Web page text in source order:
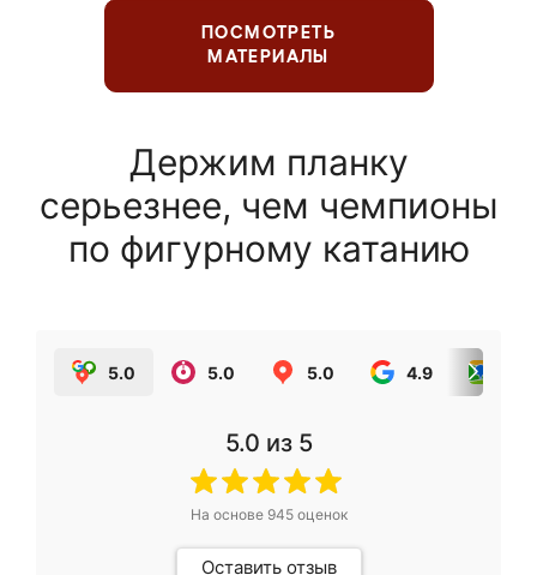
ПОСМОТРЕТЬ
МАТЕРИАЛЫ
Держим планку
серьезнее, чем чемпионы
по фигурному катанию
5.0 5.0 5.0 4.9
5.0 из 5
На основе 945оценок
Оставить отзыв